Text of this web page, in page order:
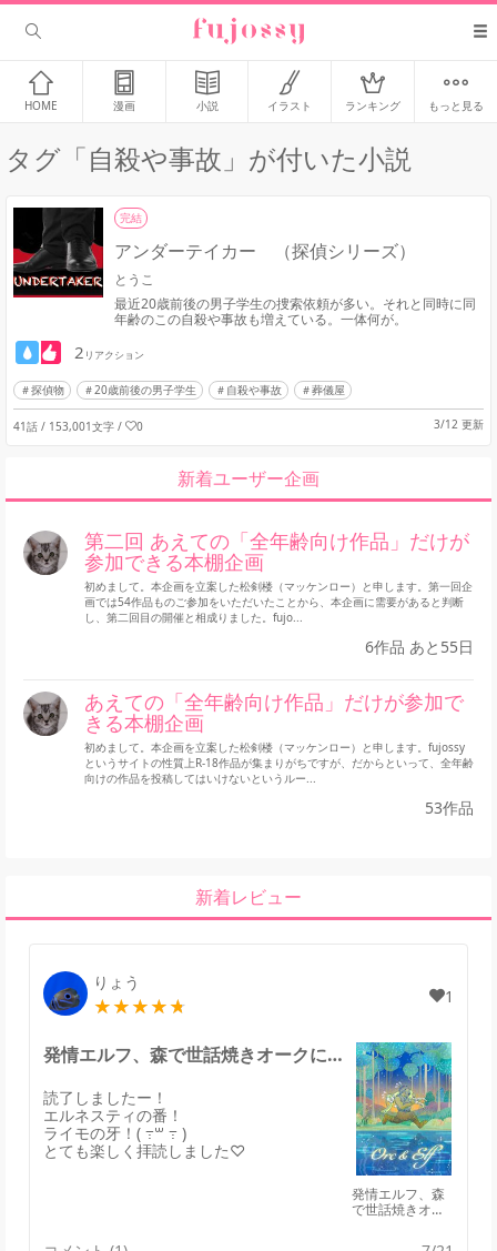
HOME 漫画 小説 イラスト ランキング もっと見る
タグ「自殺や事故」が付いた小説
完結
アンダーテイカー （探偵シリーズ）
とうこ
最近20歳前後の男子学生の捜索依頼が多い。それと同時に同
年齢のこの自殺や事故も増えている。一体何が。
2 リアクション
探偵物 20歳前後の男子学生 自殺や事故 葬儀屋
41話 / 153,001文字 / 0 3/12 更新
新着ユーザー企画
第二回 あえての「全年齢向け作品」だけが
参加できる本棚企画
初めまして。本企画を立案した松剣楼（マッケンロー）と申します。第一回企
画では54作品ものご参加をいただいたことから、本企画に需要があると判断
し、第二回目の開催と相成りました。fujo...
6作品 あと55日
あえての「全年齢向け作品」だけが参加で
きる本棚企画
初めまして。本企画を立案した松剣楼（マッケンロー）と申します。fujossy
というサイトの性質上R-18作品が集まりがちですが、だからといって、全年齢
向けの作品を投稿してはいけないというルー...
53作品
新着レビュー
りょう
1
発情エルフ、森で世話焼きオークに拾われる。のレビュー
読了しましたー！
エルネスティの番！
ライモの牙！( ߹꒳ ߹ )
とても楽しく拝読しました♡
発情エルフ、森
で世話焼きオー